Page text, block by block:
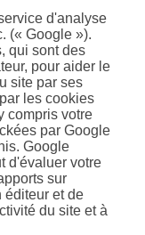
d'analyse
(« Google »).
qui sont des
pour aider le
site par ses
les cookies
compris votre
par Google
Google
d'évaluer votre
sur
éditeur et de
du site et à